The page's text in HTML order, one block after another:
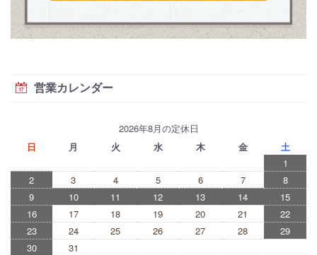
営業カレンダー
2026年8月の定休日
日
月 火 水 木 金
土
1
2
3 4 5 6 7
8
9
10 11 12 13 14
15
16
17 18 19 20 21
22
23
24 25 26 27 28
29
30
31